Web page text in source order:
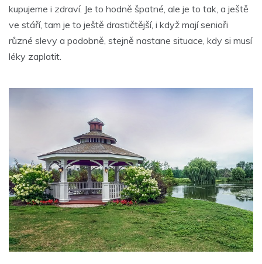
kupujeme i zdraví. Je to hodně špatné, ale je to tak, a ještě
ve stáří, tam je to ještě drastičtější, i když mají senioři
různé slevy a podobně, stejně nastane situace, kdy si musí
léky zaplatit.